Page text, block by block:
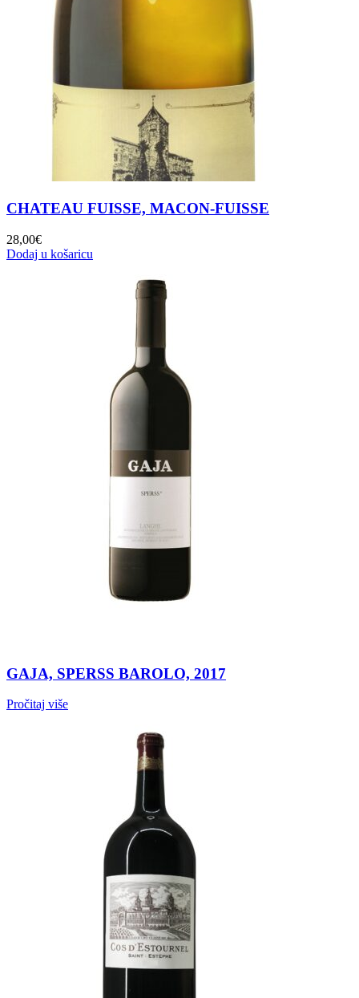
CHATEAU FUISSE, MACON-FUISSE
28,00€
Dodaj u košaricu
GAJA, SPERSS BAROLO, 2017
Pročitaj više